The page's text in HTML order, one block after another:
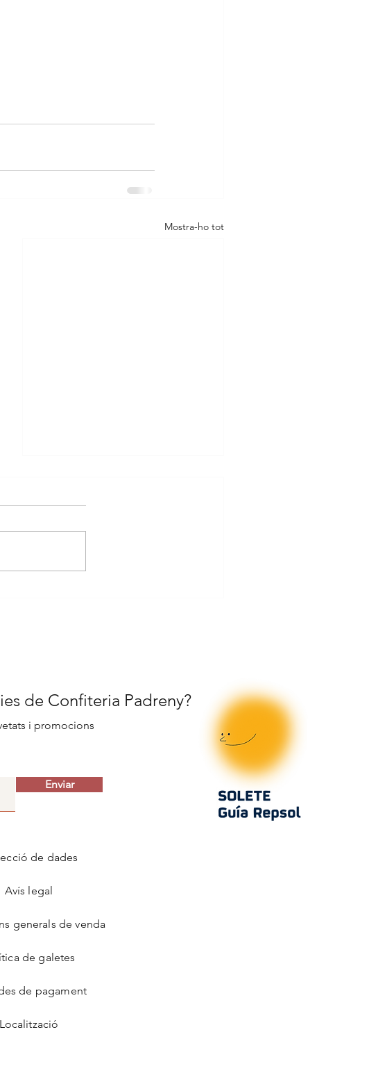
Mostra-ho tot
de dades
Avís legal
generals de venda
de galetes
de pagament
Localització
Enviar
de Confiteria Padreny?
i promocions